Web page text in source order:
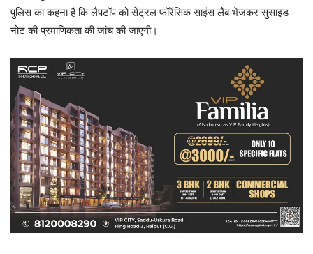
पुलिस का कहना है कि लैपटॉप को सेंट्रल फॉरेंसिक साइंस लैब भेजकर सुसाइड
नोट की प्रमाणिकता की जांच की जाएगी।